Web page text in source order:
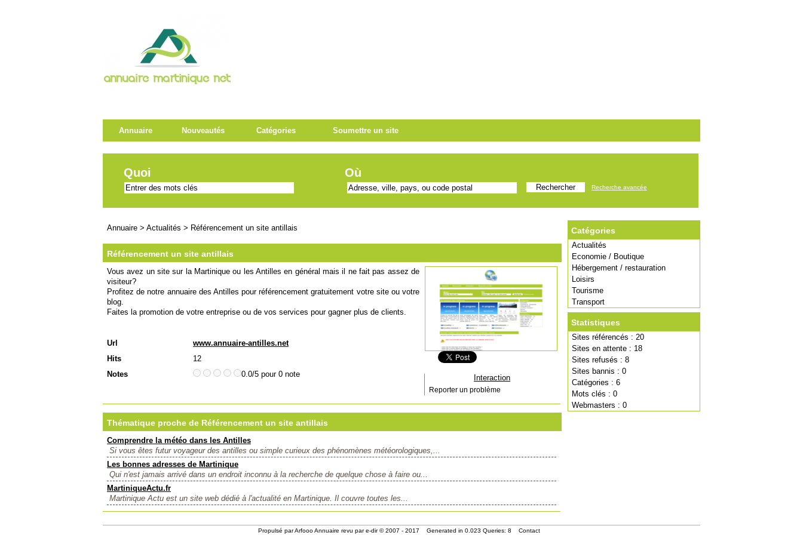
Annuaire Nouveautés Catégories Soumettre un site
Quoi Où
Recherche avancée
Catégories
Actualités
Economie / Boutique
Hébergement / restauration
Loisirs
Tourisme
Transport
Statistiques
Sites référencés : 20
Sites en attente : 18
Sites refusés : 8
Sites bannis : 0
Catégories : 6
Mots clés : 0
Webmasters : 0
Annuaire > Actualités > Référencement un site antillais
Référencement un site antillais
Vous avez un site sur la Martinique ou les Antilles en général mais il ne fait pas assez de
visiteur?
Profitez de notre annuaire des Antilles pour référencement gratuitement votre site ou votre
blog.
Faites la promotion de votre entreprise ou de vos services pour gagner plus de clients.
Url
www.annuaire-antilles.net
Hits
12
Notes
0.0/5 pour 0 note Interaction
Reporter un problème
Thématique proche de Référencement un site antillais
Comprendre la météo dans les Antilles
Si vous êtes futur voyageur des antilles ou simple curieux des phénomènes météorologiques,...
Les bonnes adresses de Martinique
Qui n'est jamais arrivé dans un endroit inconnu à la recherche de quelque chose à faire ou...
MartiniqueActu.fr
Martinique Actu est un site web dédié à l'actualité en Martinique. Il couvre toutes les...
Propulsé parArfooo Annuaire revu pare-dir© 2007 - 2017 Generated in 0.023 Queries: 8 Contact